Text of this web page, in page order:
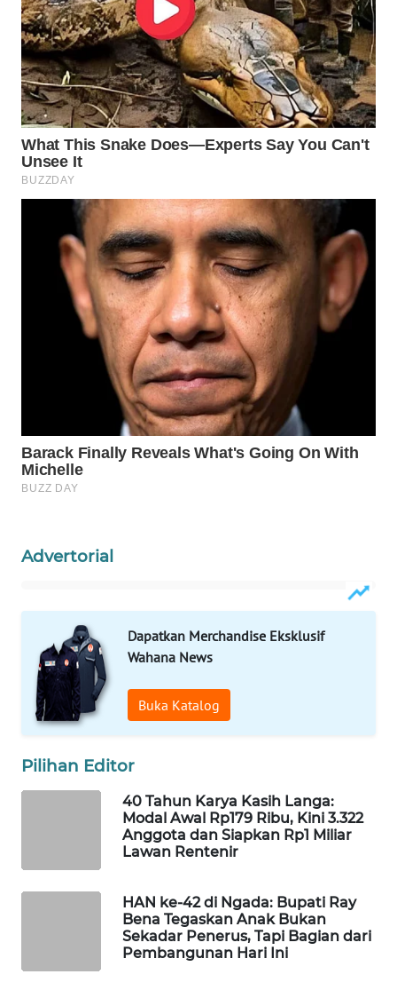
Advertorial
Dapatkan Merchandise Eksklusif
Wahana News
Buka Katalog
Pilihan Editor
40 Tahun Karya Kasih Langa:
Modal Awal Rp179 Ribu, Kini 3.322
Anggota dan Siapkan Rp1 Miliar
Lawan Rentenir
HAN ke-42 di Ngada: Bupati Ray
Bena Tegaskan Anak Bukan
Sekadar Penerus, Tapi Bagian dari
Pembangunan Hari Ini
WN
BORNEO
Wahana
Media
Group
WAHANA
NEWS
WAHANA
TANI
WAHANA
ADVOKAT
WAHANA
INFRASTRUKTUR
WAHANA
LISTRIK
TRAVEL
WAHANANEWS
ID
WAHANANEWS
CO ID
WAHANA
SPORT